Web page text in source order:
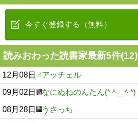
今すぐ登録する（無料）
読みおわった読書家最新5件(12)
12月08日 アッチェル
09月02日 なにぬねのんたん(*＾_＾*)
08月28日 うさっち